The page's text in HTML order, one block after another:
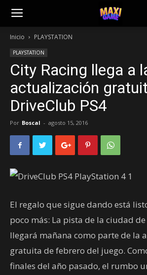
Inicio PLAYSTATION
PLAYSTATION
City Racing llega a
actualización
DriveClub PS4
Por Boscal - agosto 15, 2016
El regalo que sigue dando está
poco más: La pista de la ciudad
llegará mañana como parte de la
gratuita de febrero del juego.
finales del año pasado, el rumbo